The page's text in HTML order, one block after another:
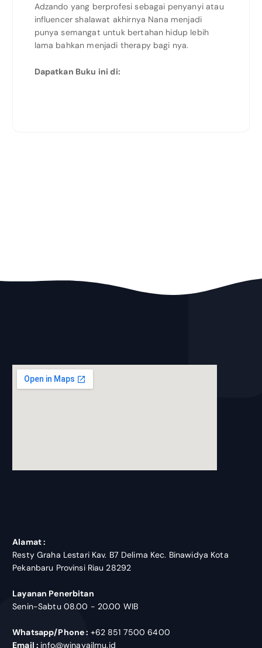
Adzando yang berprofesi sebagai penyanyi atau
influencer shalawat akhirnya Nana menjadi
punya semangat untuk bertahan hidup lebih
lama bahkan menjadi therapy bagi nya.
Dapatkan Buku ini di:
Alamat :
Resty Graha Lestari Kav. B7 Delima Kec. Binawidya Kota
Pekanbaru Provinsi Riau 28292
Layanan Penerbitan
Senin-Sabtu 08.00 - 20.00 WIB
Whatsapp/Phone : +62 851 7500 6400
Email : info@winayailmu.id